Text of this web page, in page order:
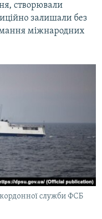
створювали
залишали без
міжнародних
служби ФСБ